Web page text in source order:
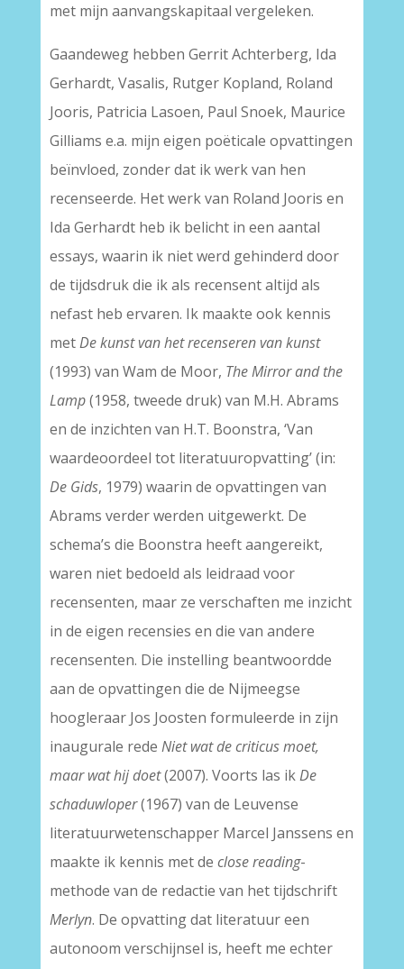
met mijn aanvangskapitaal vergeleken.
Gaandeweg hebben Gerrit Achterberg, Ida
Gerhardt, Vasalis, Rutger Kopland, Roland
Jooris, Patricia Lasoen, Paul Snoek, Maurice
Gilliams e.a. mijn eigen poëticale opvattingen
beïnvloed, zonder dat ik werk van hen
recenseerde. Het werk van Roland Jooris en
Ida Gerhardt heb ik belicht in een aantal
essays, waarin ik niet werd gehinderd door
de tijdsdruk die ik als recensent altijd als
nefast heb ervaren. Ik maakte ook kennis
metDe kunst van het recenseren van kunst
(1993) van Wam de Moor, The Mirror and the
Lamp(1958, tweede druk) van M.H. Abrams
en de inzichten van H.T. Boonstra, ‘Van
waardeoordeel tot literatuuropvatting’ (in:
De Gids, 1979) waarin de opvattingen van
Abrams verder werden uitgewerkt. De
schema’s die Boonstra heeft aangereikt,
waren niet bedoeld als leidraad voor
recensenten, maar ze verschaften me inzicht
in de eigen recensies en die van andere
recensenten. Die instelling beantwoordde
aan de opvattingen die de Nijmeegse
hoogleraar Jos Joosten formuleerde in zijn
inaugurale rede Niet wat de criticus moet,
maar wat hij doet(2007). Voorts las ikDe
schaduwloper(1967) van de Leuvense
literatuurwetenschapper Marcel Janssens en
maakte ik kennis met de close reading-
methode van de redactie van het tijdschrift
Merlyn. De opvatting dat literatuur een
autonoom verschijnsel is, heeft me echter